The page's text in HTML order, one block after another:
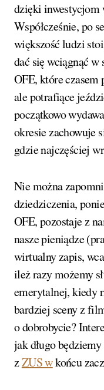
dzięki inwestycjom
Współcześnie, po
większość ludzi
dać się wciągnąć
OFE, które czasem
ale potrafiące
początkowo
okresie zachowuje
gdzie najczęściej
Nie można
dziedziczenia,
OFE, pozostaje z
nasze pieniądze
wirtualny zapis,
ileż razy możemy
emerytalnej, kiedy
bardziej sceny z
o dobrobycie?
jak długo
zZUS wkońcu